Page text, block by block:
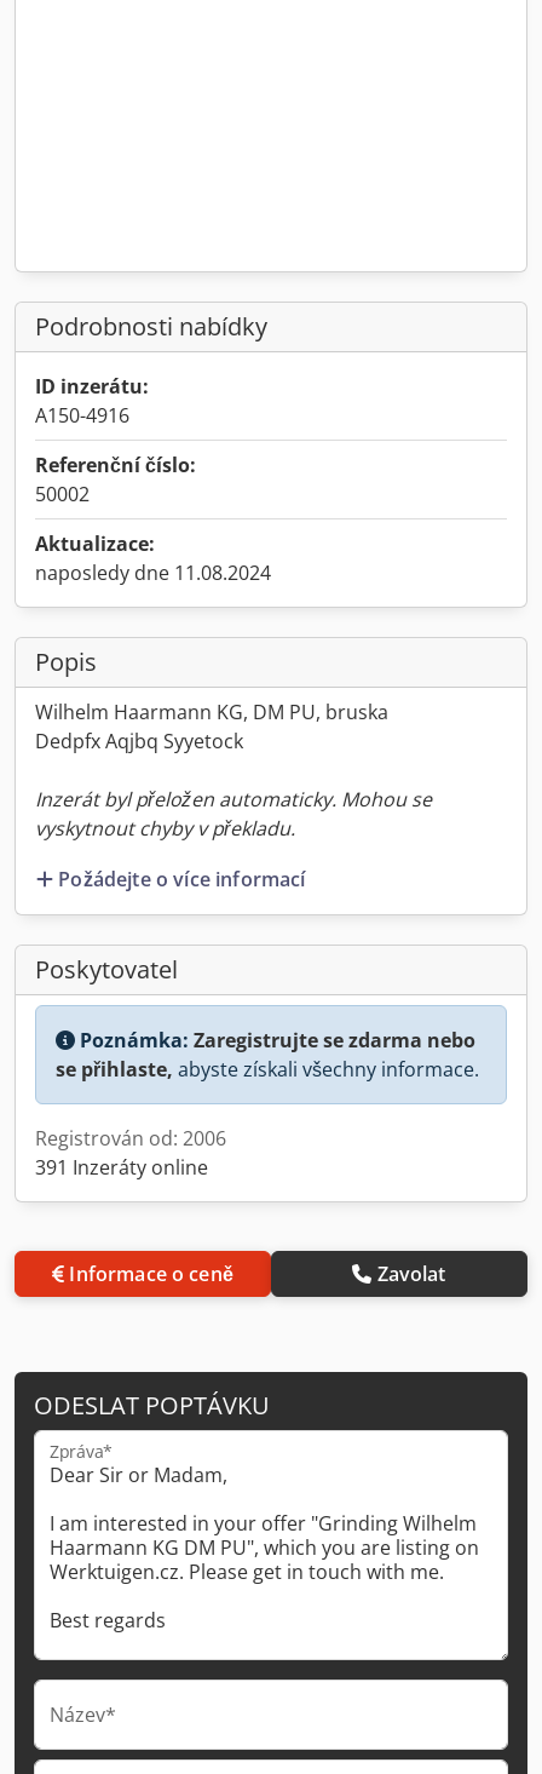
Podrobnosti nabídky
ID inzerátu:
A150-4916
Referenční číslo:
50002
Aktualizace:
naposledy dne 11.08.2024
Popis
Wilhelm Haarmann KG, DM PU, bruska
Dedpfx Aqjbq Syyetock
Inzerát byl přeložen automaticky. Mohou se
vyskytnout chyby v překladu.
Požádejte o více informací
Poskytovatel
Poznámka: Zaregistrujte se zdarma nebo
se přihlaste, abyste získali všechny informace.
Registrován od: 2006
391 Inzeráty online
Informace o ceně Zavolat
ODESLAT POPTÁVKU
Zpráva*
Název*